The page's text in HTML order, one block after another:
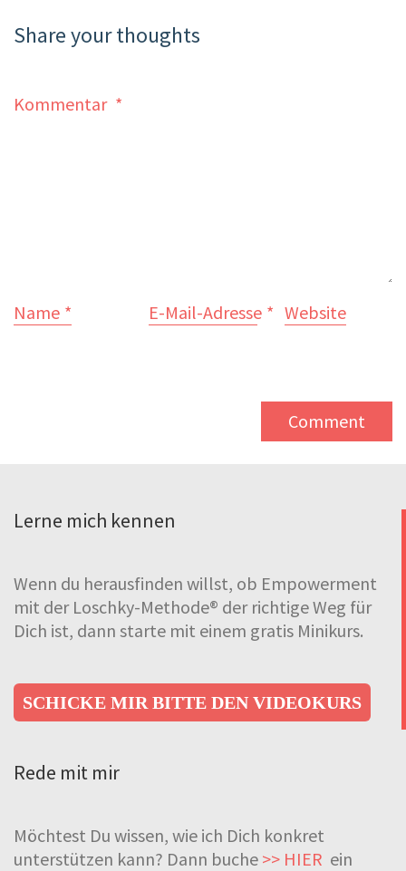
Share your thoughts
Kommentar *
Name * E-Mail-Adresse * Website
Lerne mich kennen
Wenn du herausfinden willst, ob Empowerment
mit der Loschky-Methode® der richtige Weg für
Dich ist, dann starte mit einem gratis Minikurs.
SCHICKE MIR BITTE DEN VIDEOKURS
Rede mit mir
Möchtest Du wissen, wie ich Dich konkret
unterstützen kann? Dann buche >> HIER ein